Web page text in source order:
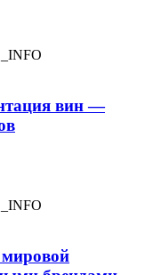
вин —
мировой